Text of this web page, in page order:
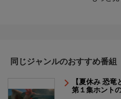
同じジャンルのおすすめ番組
【夏休み 恐
第１集ホント